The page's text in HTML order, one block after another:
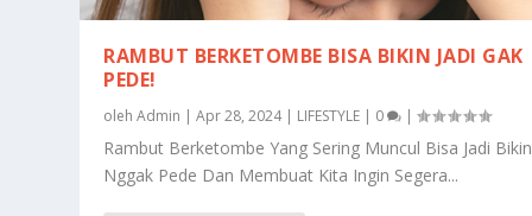
RAMBUT BERKETOMBE BISA BIKIN JADI GAK
PEDE!
olehAdmin |Apr 28, 2024| LIFESTYLE | 0 |
Rambut Berketombe Yang Sering Muncul Bisa Jadi Bikin
Nggak Pede Dan Membuat Kita Ingin Segera...